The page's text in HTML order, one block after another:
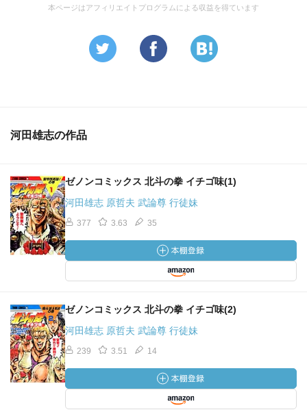
本ページはアフィリエイトプログラムによる収益を得ています
河田雄志の作品
ゼノンコミックス 北斗の拳 イチゴ味(1)
河田雄志 原哲夫 武論尊 行徒妹
377 3.63 35
ゼノンコミックス 北斗の拳 イチゴ味(2)
河田雄志 原哲夫 武論尊 行徒妹
239 3.51 14